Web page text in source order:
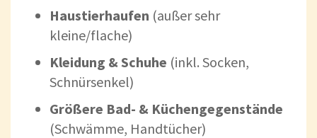
Haustierhaufen (außer sehr
kleine/flache)
Kleidung & Schuhe (inkl. Socken,
Schnürsenkel)
Größere Bad- & Küchengegenstände
(Schwämme, Handtücher)